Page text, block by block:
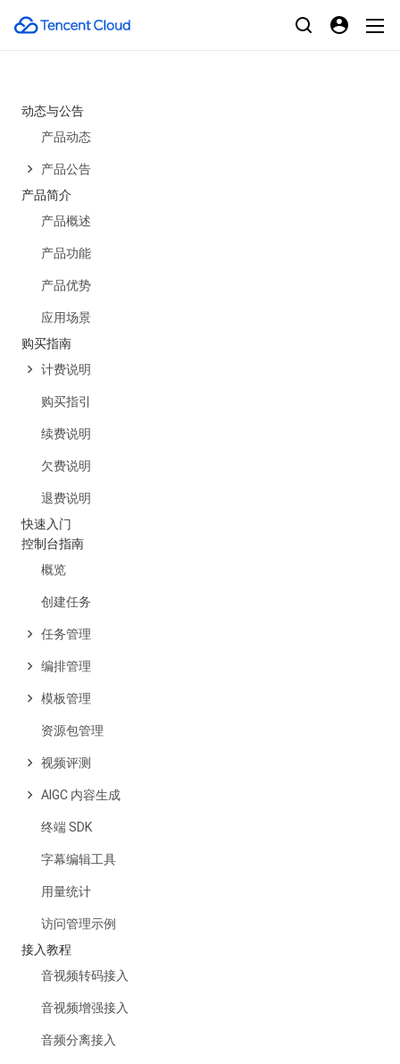
动态与公告
产品动态
产品公告
产品简介
产品概述
产品功能
产品优势
应用场景
购买指南
计费说明
购买指引
续费说明
欠费说明
退费说明
快速入门
控制台指南
概览
创建任务
任务管理
编排管理
模板管理
资源包管理
视频评测
AIGC 内容生成
终端 SDK
字幕编辑工具
用量统计
访问管理示例
接入教程
音视频转码接入
音视频增强接入
音频分离接入